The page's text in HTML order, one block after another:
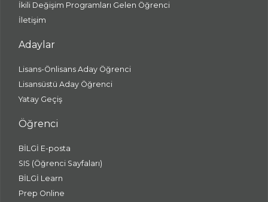
İkili Değişim Programları Gelen Öğrenci
İletişim
Adaylar
Lisans-Önlisans Aday Öğrenci
Lisansüstü Aday Öğrenci
Yatay Geçiş
Öğrenci
BİLGİ E-posta
SIS (Öğrenci Sayfaları)
BİLGİ Learn
Prep Online